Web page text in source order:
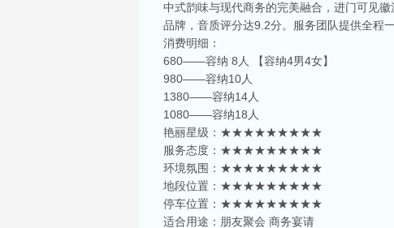
中式韵味与现代商务的完美融合，进门可见
品牌，音质评分达9.2分。服务团队提供全程
消费明细：
680——容纳 8人 【容纳4男4女】
980——容纳10人
1380——容纳14人
1080——容纳18人
艳丽星级：★★★★★★★★★
服务态度：★★★★★★★★★
环境氛围：★★★★★★★★★
地段位置：★★★★★★★★★
停车位置：★★★★★★★★★
适合用途：朋友聚会 商务宴请